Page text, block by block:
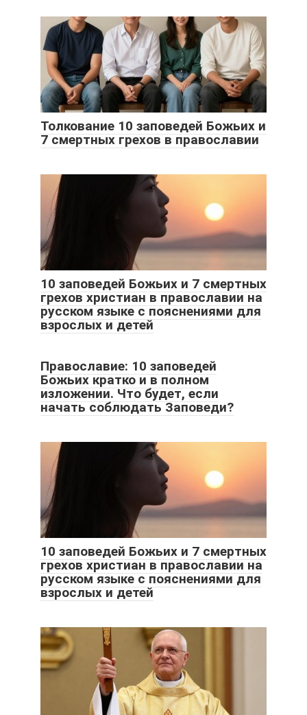
Толкование 10 заповедей Божьих и
7 смертных грехов в православии
10 заповедей Божьих и 7 смертных
грехов христиан в православии на
русском языке с пояснениями для
взрослых и детей
Православие: 10 заповедей
Божьих кратко и в полном
изложении. Что будет, если
начать соблюдать Заповеди?
10 заповедей Божьих и 7 смертных
грехов христиан в православии на
русском языке с пояснениями для
взрослых и детей